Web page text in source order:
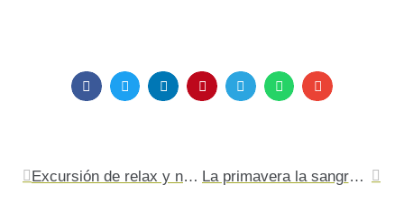
Excursión de relax y naturaleza en Nerpio La primavera la sangre altera (y la líbido también)